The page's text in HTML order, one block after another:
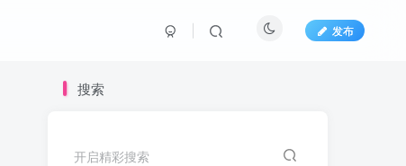
发布
搜索
开启精彩搜索